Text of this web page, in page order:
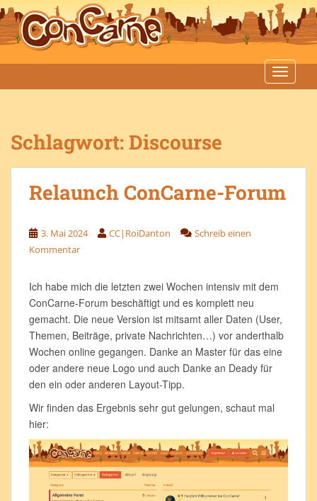
S
k
i
o
Schlagwort:Discourse
Relaunch ConCarne-Forum
3. Mai 2024 CC|RoiDanton
Schreib einen
Kommentar
Ich habe mich die letzten zwei Wochen intensiv mit dem
ConCarne-Forum beschäftigt und es komplett neu
gemacht. Die neue Version ist mitsamt aller Daten (User,
Themen, Beiträge, private Nachrichten…) vor anderthalb
Wochen online gegangen. Danke an Master für das eine
oder andere neue Logo und auch Danke an Deady für
den ein oder anderen Layout-Tipp.
Wir finden das Ergebnis sehr gut gelungen, schaut mal
hier: